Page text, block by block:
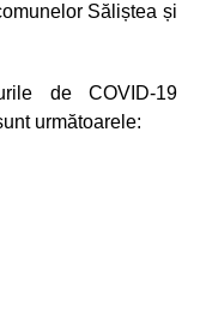
Săliștea și
de COVID-19
următoarele: